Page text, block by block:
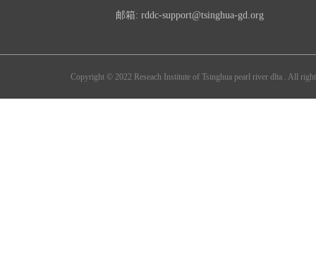
邮箱: rddc-support@tsinghua-gd.org
Copyright © 2022 Reseach Institute of Tsinghua pearl river dlta . All